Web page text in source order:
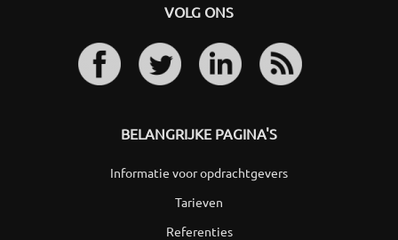
VOLG ONS
BELANGRIJKE PAGINA'S
Informatie voor opdrachtgevers
Tarieven
Referenties